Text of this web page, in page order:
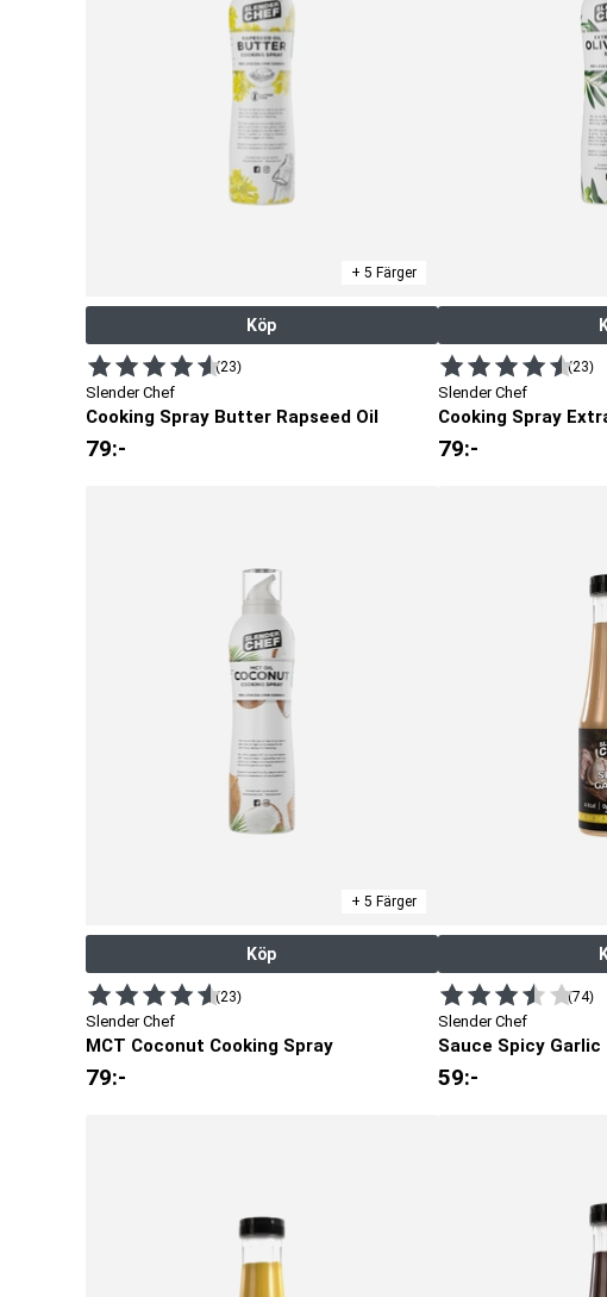
kalorier. De är perfekta till vardagsmåltider, när du
eller vill
återhämtningsmåltider där rätt balans mellan näring och smak är
+ 5 Färger
Köp
(23)
Slender Chef
Cooking Spray Butter Rapseed Oil
79:-
(23)
Slender Chef
Cooking Spray
79:-
+ 5 Färger
Köp
(23)
Slender Chef
MCT Coconut Cooking Spray
79:-
(74)
Slender Chef
Sauce Spicy Garlic
59:-